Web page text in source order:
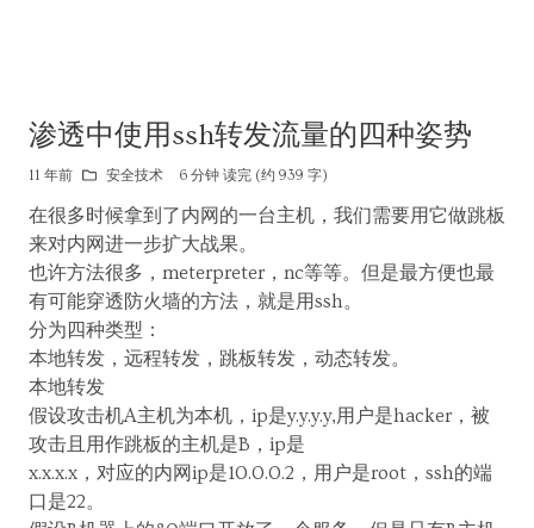
渗透中使用ssh转发流量的四种姿势
11 年前 安全技术 6 分钟 读完 (约 939 字)
在很多时候拿到了内网的一台主机，我们需要用它做跳板
来对内网进一步扩大战果。
也许方法很多，meterpreter，nc等等。但是最方便也最
有可能穿透防火墙的方法，就是用ssh。
分为四种类型：
本地转发，远程转发，跳板转发，动态转发。
本地转发
假设攻击机A主机为本机，ip是y.y.y.y,用户是hacker，被
攻击且用作跳板的主机是B，ip是
x.x.x.x，对应的内网ip是10.0.0.2，用户是root，ssh的端
口是22。